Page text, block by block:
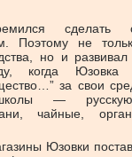
сделать
Поэтому не
но и
Юзовка
за свои
—
чайные,
Юзовки